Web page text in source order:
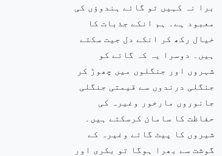
برا نہ کہیں تو گائے ہندوؤں کی
معبود ہے۔ ہم انکے جذبات کا
خیال رکھ کر انکے دل جیت سکتے
ہیں۔ دوسرا یہ کہ گائے کو
شہروں اور جنگلوں میں چھوڑ کر
جنگلی درندوں سے قیمتی جنگلی
جانوروں مارخور وغیرہ کی
حفاظت کا سامان کرسکتے ہیں۔
شیروں کا پیٹ گائے وغیرہ کے
گوشت سے بھرا ہوگا تو بکری اور